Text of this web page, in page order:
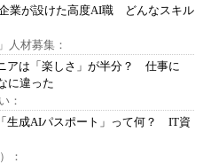
業が設けた高度AI職 どんなスキル
人材募集：
アは「楽しさ」が半分？ 仕事に
に違った
：
生成AIパスポート」って何？ IT資
：